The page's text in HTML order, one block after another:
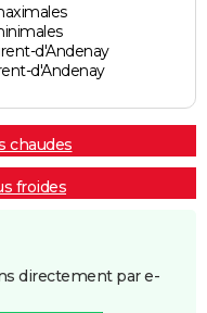
d'Andenay
d'Andenay
chaudes
froides
directement par e-